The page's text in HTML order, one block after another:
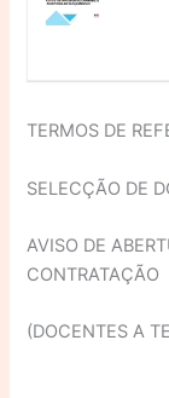
TERMOS DE
SELECÇÃO DE
AVISO DE
CONTRATAÇÃO
(DOCENTES A